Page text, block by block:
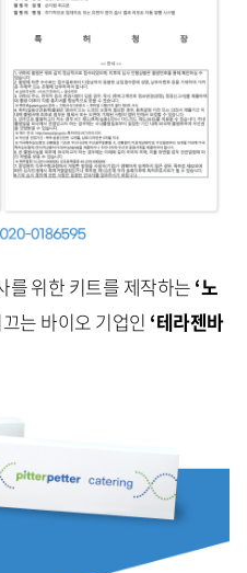
를 위한 키트를 제작하는 ‘노
는 바이오 기업인 ‘테라젠바